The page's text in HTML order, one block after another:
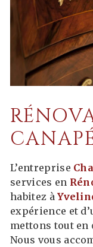
L’entreprise
services en
habitez à
expérience et
mettons tout en
Nous vous